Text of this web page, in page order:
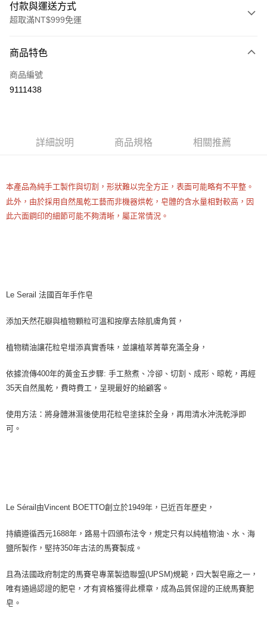
付款與運送方式
超取滿NT$999免運
信用卡一次付款
超商取貨付款
街口支付
Google Pay
ATM付款
全家純取貨 (先付款
每筆NT$80，滿NT$999(含以上)免運費
7-11純取貨 (先付款
每筆NT$80，滿NT$999(含以上)免運費
宅配
每筆NT$100，滿NT$999(含以上)免運費
免運費
商品特色
商品編號
9111438
詳細說明 商品規格 相關推薦
本產品為純手工製作與切割，形狀難以完全方正，表面可能略有不平整。
此外，由於採用自然風乾工藝而非機器烘乾，皂體的含水量相對較高，因
此六面鋼印的細節可能不夠清晰，屬正常情況。
Le Serail 法國百年手作皂
添加天然花瓣與植物顆粒可溫和按摩去除肌膚角質，
植物精油讓花粒皂增添真實香味，並讓植萃菁華充滿全身，
依據流傳400年的黃金五步驟: 手工熬煮、冷卻、切割、成形、晾乾，再經
35天自然風乾，費時費工，呈現最好的給顧客。
使用方法：將身體淋濕後使用花粒皂塗抹於全身，再用清水沖洗乾淨即
可。
Le Sérail由Vincent BOETTO創立於1949年，已近百年歷史，
持續遵循西元1688年，路易十四頒布法令，規定只有以純植物油、水、海
鹽所製作，堅持350年古法的馬賽製成。
且為法國政府制定的馬賽皂專業製造聯盟(UPSM)規範，四大製皂廠之一，
唯有通過認證的肥皂，才有資格獲得此標章，成為品質保證的正統馬賽肥
皂。